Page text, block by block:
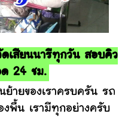
ดเสียนนารีทุกวัน สอบคิว
ด 24 ชม.
องเราครบครัน รถ
งพื้น เรามีทุกอย่างครับ